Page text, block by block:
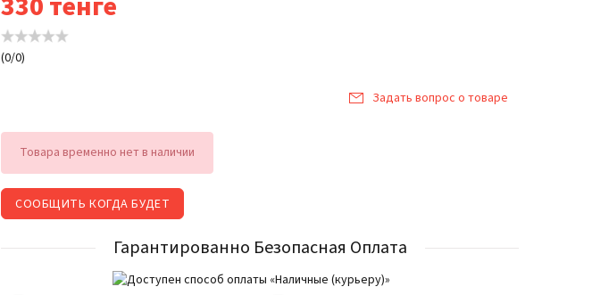
(0/0)
Задать вопрос о товаре
Товара временно нет в наличии
СООБЩИТЬ КОГДА БУДЕТ
Гарантированно Безопасная Оплата